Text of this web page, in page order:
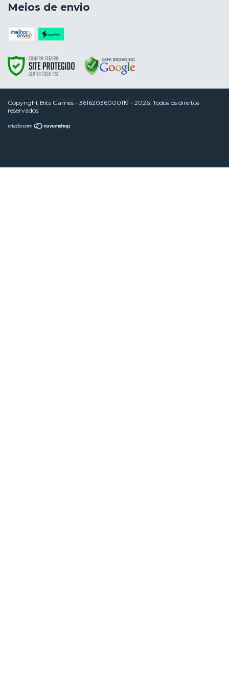
Meios de envio
Copyright Bits Games - 36162036000119 - 2026. Todos os direitos
reservados.